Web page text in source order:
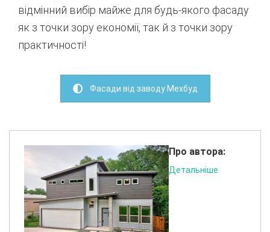
відмінний вибір майже для будь-якого фасаду
як з точки зору економії, так й з точки зору
практичності!
Фасади від заводу Мехбуд
Про автора:
Детальніше